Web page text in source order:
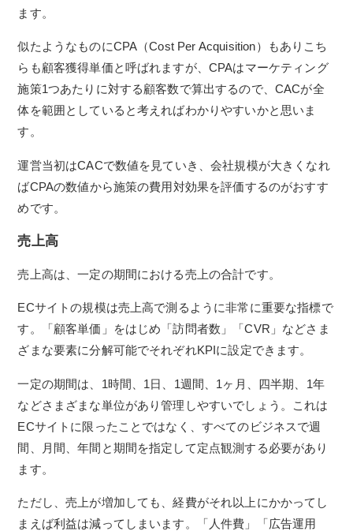
ます。
似たようなものにCPA（Cost Per Acquisition）もありこち
らも顧客獲得単価と呼ばれますが、CPAはマーケティング
施策1つあたりに対する顧客数で算出するので、CACが全
体を範囲としていると考えればわかりやすいかと思いま
す。
運営当初はCACで数値を見ていき、会社規模が大きくなれ
ばCPAの数値から施策の費用対効果を評価するのがおすす
めです。
売上高
売上高は、一定の期間における売上の合計です。
ECサイトの規模は売上高で測るように非常に重要な指標で
す。「顧客単価」をはじめ「訪問者数」「CVR」などさま
ざまな要素に分解可能でそれぞれKPIに設定できます。
一定の期間は、1時間、1日、1週間、1ヶ月、四半期、1年
などさまざまな単位があり管理しやすいでしょう。これは
ECサイトに限ったことではなく、すべてのビジネスで週
間、月間、年間と期間を指定して定点観測する必要があり
ます。
ただし、売上が増加しても、経費がそれ以上にかかってし
まえば利益は減ってしまいます。「人件費」「広告運用